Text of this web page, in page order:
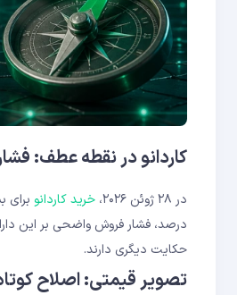
کاردانو در نقطه عطف:
در ۲۸ ژوئن ۲۰۲۶، خرید کاردانو
درصد، فشار فروش واضحی بر این
حکایت دیگری دارند.
تصویر قیمتی: اصلاح